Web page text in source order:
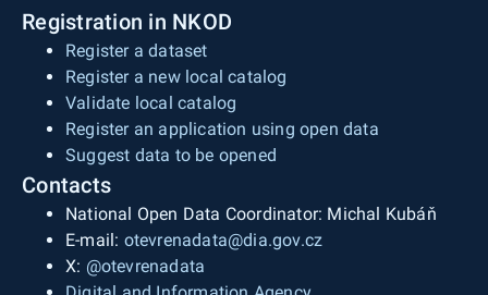
Registration in NKOD
Register a dataset
Register a new local catalog
Validate local catalog
Register an application using open data
Suggest data to be opened
Contacts
National Open Data Coordinator: Michal Kubáň
E-mail: otevrenadata@dia.gov.cz
X: @otevrenadata